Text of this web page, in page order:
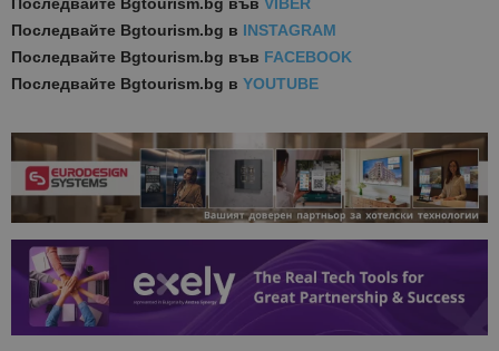
Последвайте Bgtourism.bg във VIBER
Последвайте Bgtourism.bg в INSTAGRAM
Последвайте Bgtourism.bg във FACEBOOK
Последвайте Bgtourism.bg в YOUTUBE